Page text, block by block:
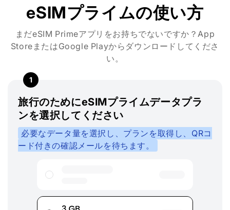
eSIMプライムの使い方
まだeSIM Primeアプリをお持ちでないですか？App
StoreまたはGoogle Playからダウンロードしてくださ
い。
1
旅行のためにeSIMプライムデータプラ
ンを選択してください
必要なデータ量を選択し、プランを取得し、QRコ
ード付きの確認メールを待ちます。